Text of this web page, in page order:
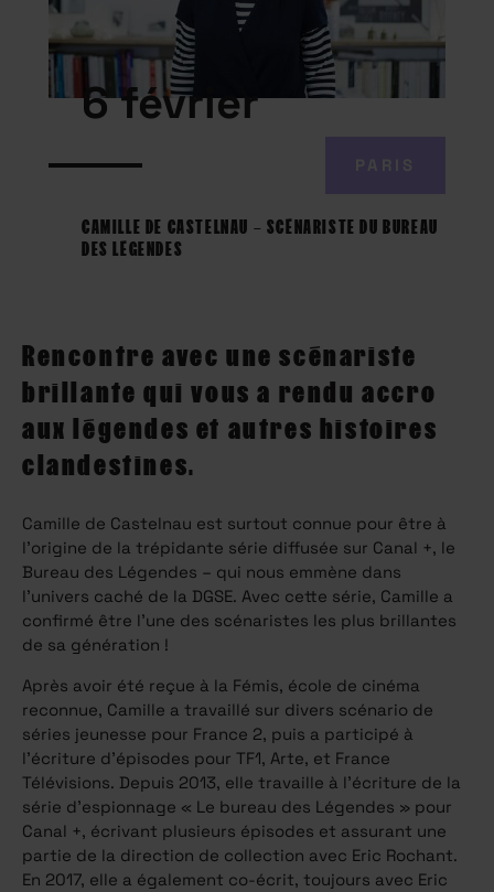
6 février
CAMILLE DE CASTELNAU – SCÉNARISTE DU BUREAU
DES LÉGENDES
Rencontre avec une scénariste
brillante qui vous a rendu accro
aux légendes et autres histoires
clandestines.
Camille de Castelnau est surtout connue pour être à
l’origine de la trépidante série diffusée sur Canal +, le
Bureau des Légendes – qui nous emmène dans
l’univers caché de la DGSE. Avec cette série, Camille a
confirmé être l’une des scénaristes les plus brillantes
de sa génération !
Après avoir été reçue à la Fémis, école de cinéma
reconnue, Camille a travaillé sur divers scénario de
séries jeunesse pour France 2, puis a participé à
l’écriture d’épisodes pour TF1, Arte, et France
Télévisions. Depuis 2013, elle travaille à l’écriture de la
série d’espionnage « Le bureau des Légendes » pour
Canal +, écrivant plusieurs épisodes et assurant une
partie de la direction de collection avec Eric Rochant.
En 2017, elle a également co-écrit, toujours avec Eric